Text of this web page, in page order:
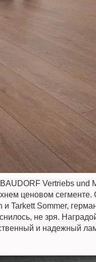
Vertriebs und
ценовом сегменте.
Tarkett Sommer,
не зря.
и надежный